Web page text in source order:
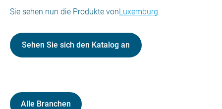
Sie sehen nun die Produkte vonLuxemburg.
Sehen Sie sich den Katalog an
Alle Branchen